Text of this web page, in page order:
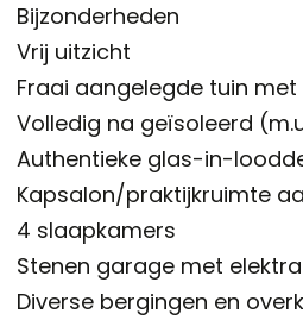
Bijzonderheden
Vrij uitzicht
Fraai aangelegde tuin
Volledig na geïsoleerd
Authentieke glas-in-
Kapsalon/praktijkruimte
4 slaapkamers
Stenen garage met elektra
Diverse bergingen en